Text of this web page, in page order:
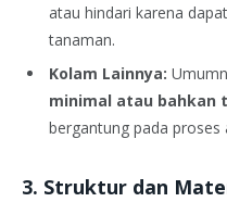
atau hindari karena
tanaman.
Kolam Lainnya:
minimal atau bahkan
bergantung pada proses
3. Struktur dan